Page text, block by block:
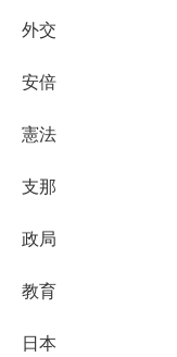
外交
安倍
憲法
支那
政局
教育
日本